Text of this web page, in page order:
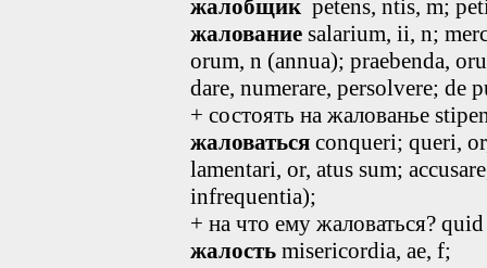
жалобщик petens, ntis, m;
жалование salarium, ii, n;
orum, n (annua); praebenda,
dare, numerare, persolvere; de
+ состоять на жалованье
жаловаться conqueri; queri,
lamentari, or, atus sum; accusare
infrequentia);
+ на что ему жаловаться?
жалость misericordia, ae, f;